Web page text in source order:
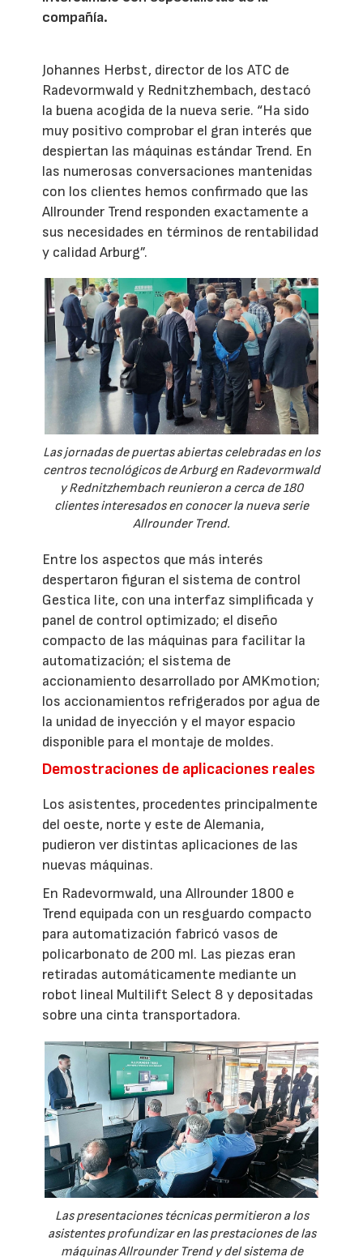
compañía.
Johannes Herbst, director de los ATC de
Radevormwald y Rednitzhembach, destacó
la buena acogida de la nueva serie. “Ha sido
muy positivo comprobar el gran interés que
despiertan las máquinas estándar Trend. En
las numerosas conversaciones mantenidas
con los clientes hemos confirmado que las
Allrounder Trend responden exactamente a
sus necesidades en términos de rentabilidad
y calidad Arburg”.
Las jornadas de puertas abiertas celebradas en los
centros tecnológicos de Arburg en Radevormwald
y Rednitzhembach reunieron a cerca de 180
clientes interesados en conocer la nueva serie
Allrounder Trend.
Entre los aspectos que más interés
despertaron figuran el sistema de control
Gestica lite, con una interfaz simplificada y
panel de control optimizado; el diseño
compacto de las máquinas para facilitar la
automatización; el sistema de
accionamiento desarrollado por AMKmotion;
los accionamientos refrigerados por agua de
la unidad de inyección y el mayor espacio
disponible para el montaje de moldes.
Demostraciones de aplicaciones reales
Los asistentes, procedentes principalmente
del oeste, norte y este de Alemania,
pudieron ver distintas aplicaciones de las
nuevas máquinas.
En Radevormwald, una Allrounder 1800 e
Trend equipada con un resguardo compacto
para automatización fabricó vasos de
policarbonato de 200 ml. Las piezas eran
retiradas automáticamente mediante un
robot lineal Multilift Select 8 y depositadas
sobre una cinta transportadora.
Las presentaciones técnicas permitieron a los
asistentes profundizar en las prestaciones de las
máquinas Allrounder Trend y del sistema de